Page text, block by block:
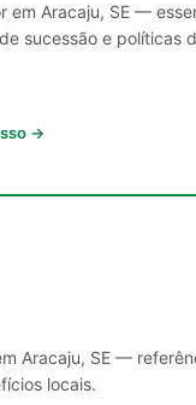
em Aracaju, SE —
sucessão e políticas
→
Aracaju, SE —
locais.